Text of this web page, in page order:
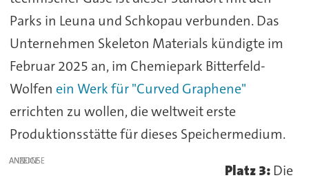
Parks in Leuna und Schkopau verbunden. Das
Unternehmen Skeleton Materials kündigte im
Februar 2025 an, im Chemiepark Bitterfeld-
Wolfen ein Werk für "Curved Graphene"
errichten zu wollen, die weltweit erste
Produktionsstätte für dieses Speichermedium.
ANZEIGE
Platz 3:Die